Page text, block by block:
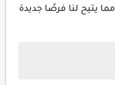
يتيح لنا فرصًا جديدة